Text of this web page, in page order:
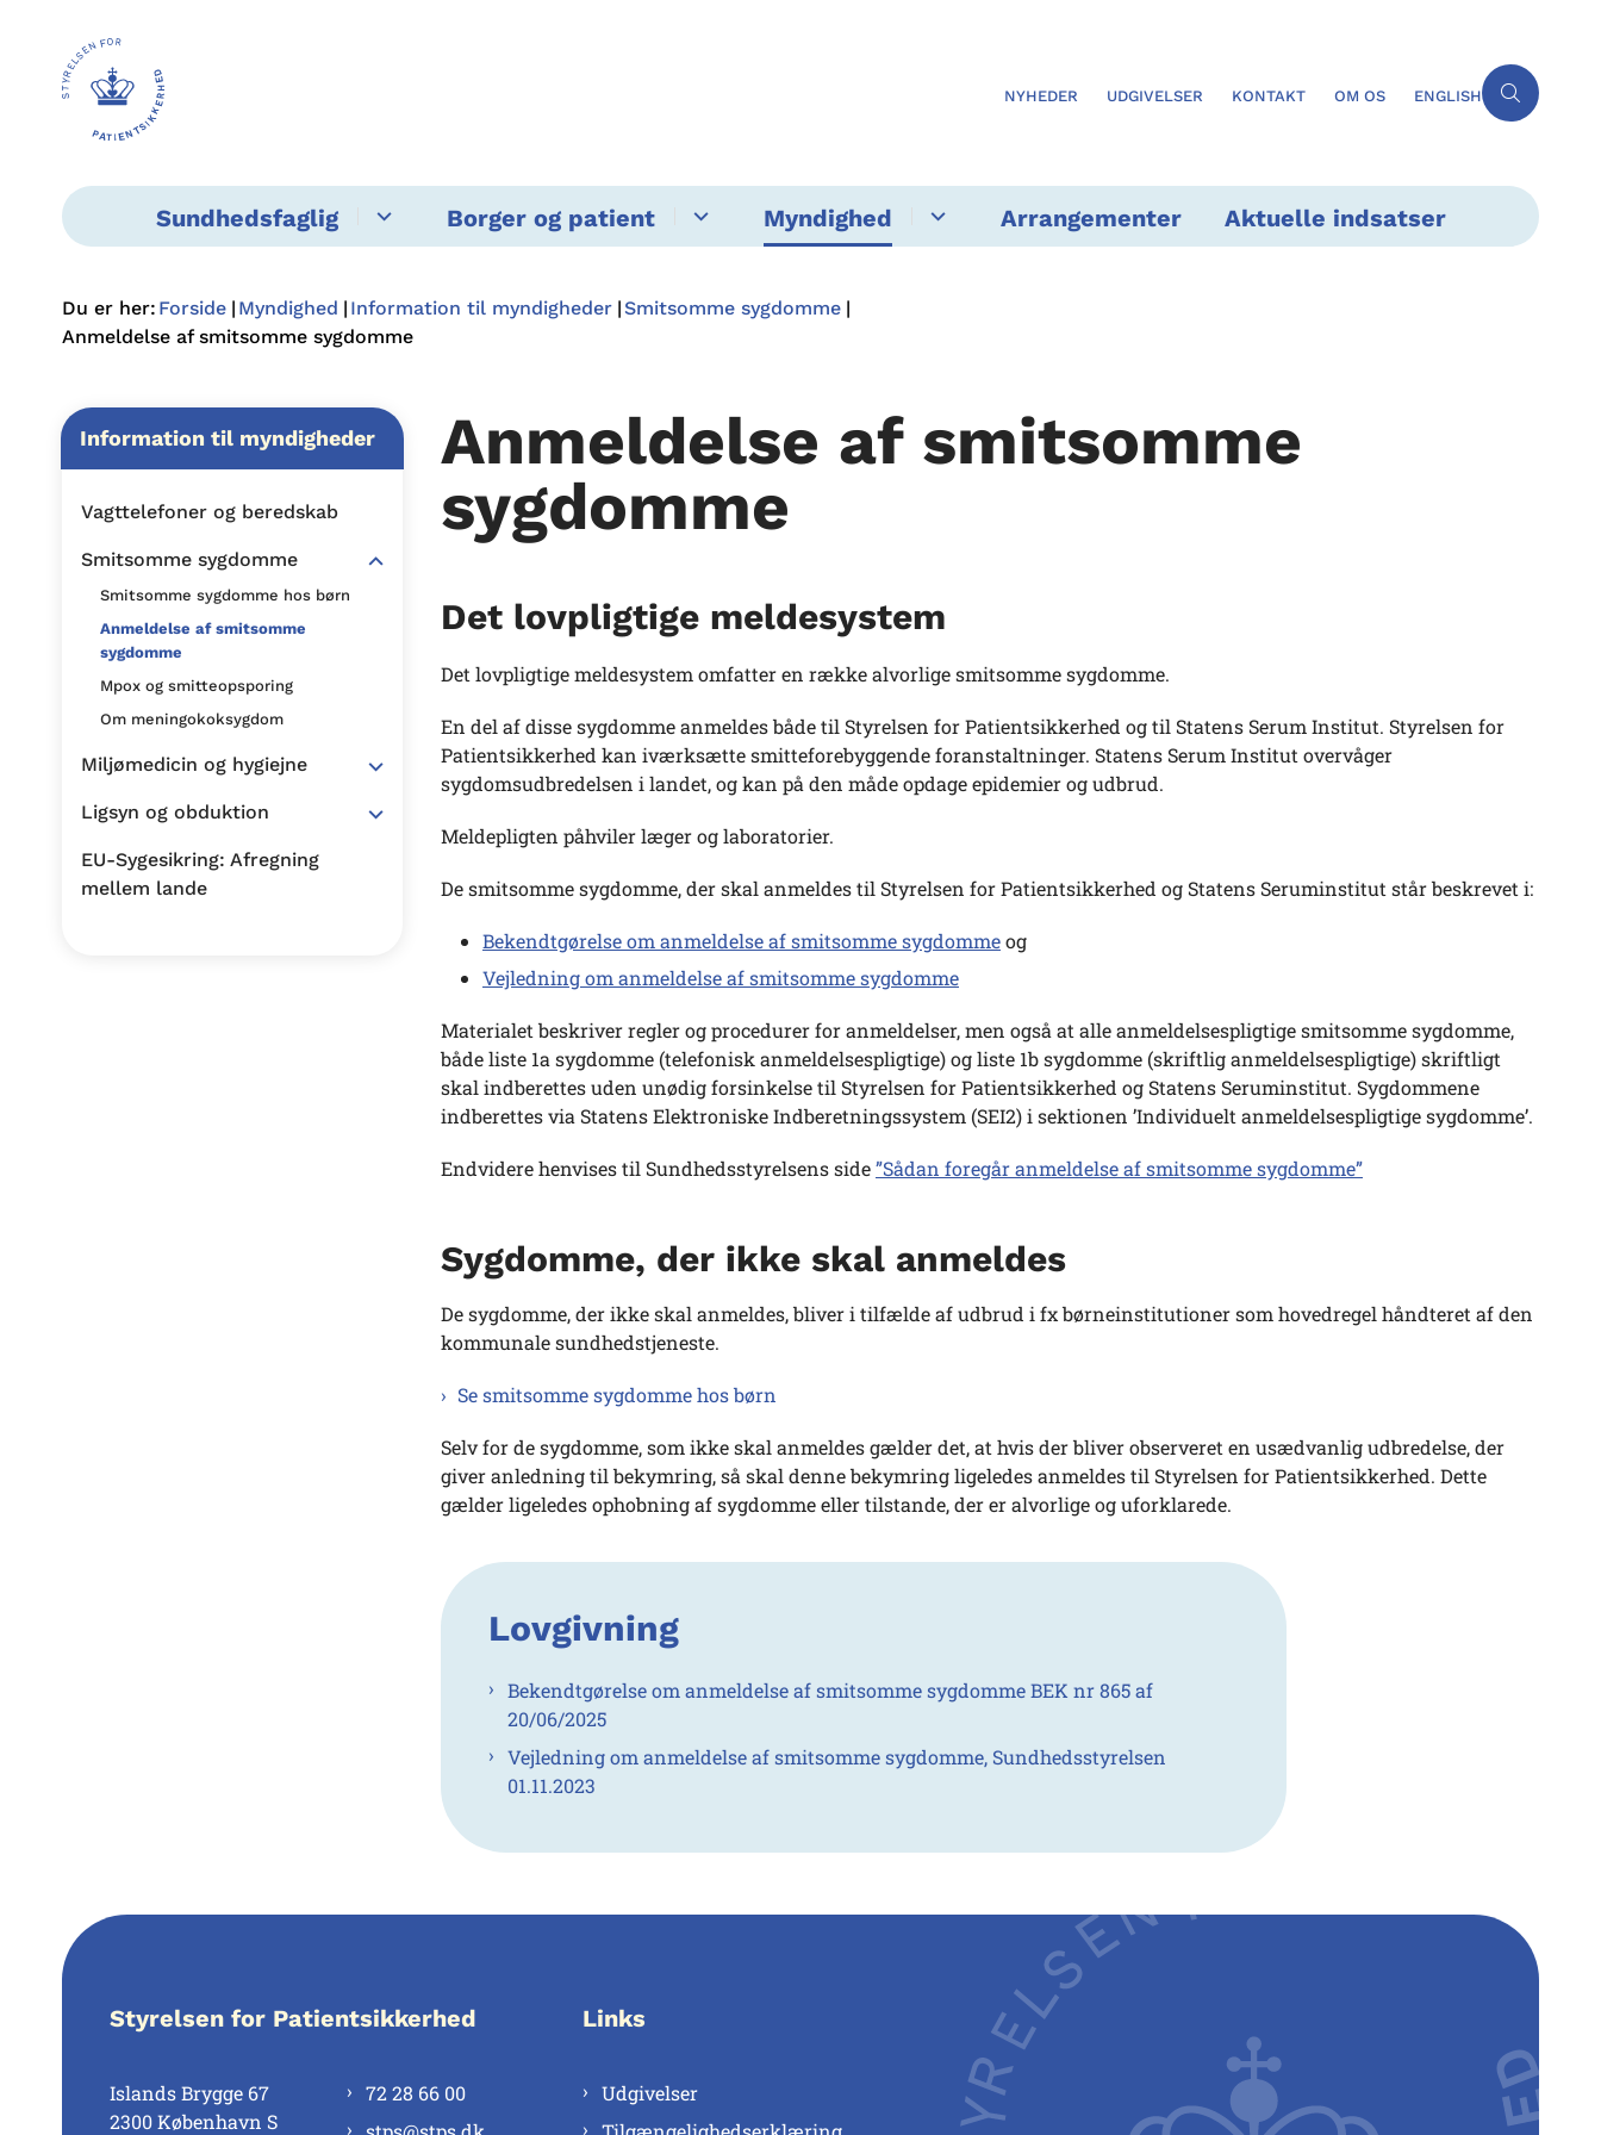
NYHEDER UDGIVELSER KONTAKT OM OS ENGLISH
Sundhedsfaglig Borger og patient Myndighed Arrangementer Aktuelle indsatser
Du er her: Forside Myndighed Information til myndigheder Smitsomme sygdomme
Anmeldelse af smitsomme sygdomme
Information til myndigheder
Vagttelefoner og beredskab
Smitsomme sygdomme
Smitsomme sygdomme hos børn
Anmeldelse af smitsomme
sygdomme
Mpox og smitteopsporing
Om meningokoksygdom
Miljømedicin og hygiejne
Ligsyn og obduktion
EU-Sygesikring: Afregning
mellem lande
Anmeldelse af smitsomme
sygdomme
Det lovpligtige meldesystem
Det lovpligtige meldesystem omfatter en række alvorlige smitsomme sygdomme.
En del af disse sygdomme anmeldes både til Styrelsen for Patientsikkerhed og til Statens Serum Institut. Styrelsen for
Patientsikkerhed kan iværksætte smitteforebyggende foranstaltninger. Statens Serum Institut overvåger
sygdomsudbredelsen i landet, og kan på den måde opdage epidemier og udbrud.
Meldepligten påhviler læger og laboratorier.
De smitsomme sygdomme, der skal anmeldes til Styrelsen for Patientsikkerhed og Statens Seruminstitut står beskrevet i:
Bekendtgørelse om anmeldelse af smitsomme sygdommeog
Vejledning om anmeldelse af smitsomme sygdomme
Materialet beskriver regler og procedurer for anmeldelser, men også at alle anmeldelsespligtige smitsomme sygdomme,
både liste 1a sygdomme (telefonisk anmeldelsespligtige) og liste 1b sygdomme (skriftlig anmeldelsespligtige) skriftligt
skal indberettes uden unødig forsinkelse til Styrelsen for Patientsikkerhed og Statens Seruminstitut. Sygdommene
indberettes via Statens Elektroniske Indberetningssystem (SEI2) i sektionen ’Individuelt anmeldelsespligtige sygdomme’.
Endvidere henvises til Sundhedsstyrelsens side”Sådan foregår anmeldelse af smitsomme sygdomme”
Sygdomme, der ikke skal anmeldes
De sygdomme, der ikke skal anmeldes, bliver i tilfælde af udbrud i fx børneinstitutioner som hovedregel håndteret af den
kommunale sundhedstjeneste.
Se smitsomme sygdomme hos børn
Selv for de sygdomme, som ikke skal anmeldes gælder det, at hvis der bliver observeret en usædvanlig udbredelse, der
giver anledning til bekymring, så skal denne bekymring ligeledes anmeldes til Styrelsen for Patientsikkerhed. Dette
gælder ligeledes ophobning af sygdomme eller tilstande, der er alvorlige og uforklarede.
Lovgivning
Bekendtgørelse om anmeldelse af smitsomme sygdomme BEK nr 865 af
20/06/2025
Vejledning om anmeldelse af smitsomme sygdomme, Sundhedsstyrelsen
01.11.2023
Styrelsen for Patientsikkerhed
Islands Brygge 67
2300 København S
72 28 66 00
Links
Udgivelser